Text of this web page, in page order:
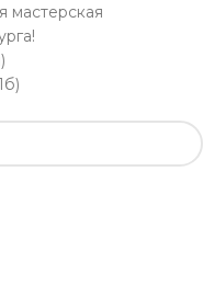
мастерская